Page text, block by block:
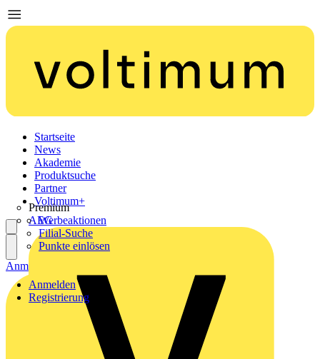
Startseite
News
Akademie
Produktsuche
Partner
Premium
AEG
Voltimum+
Werbeaktionen
Filial-Suche
Punkte einlösen
Anmelden
Registrierung
Anmelden